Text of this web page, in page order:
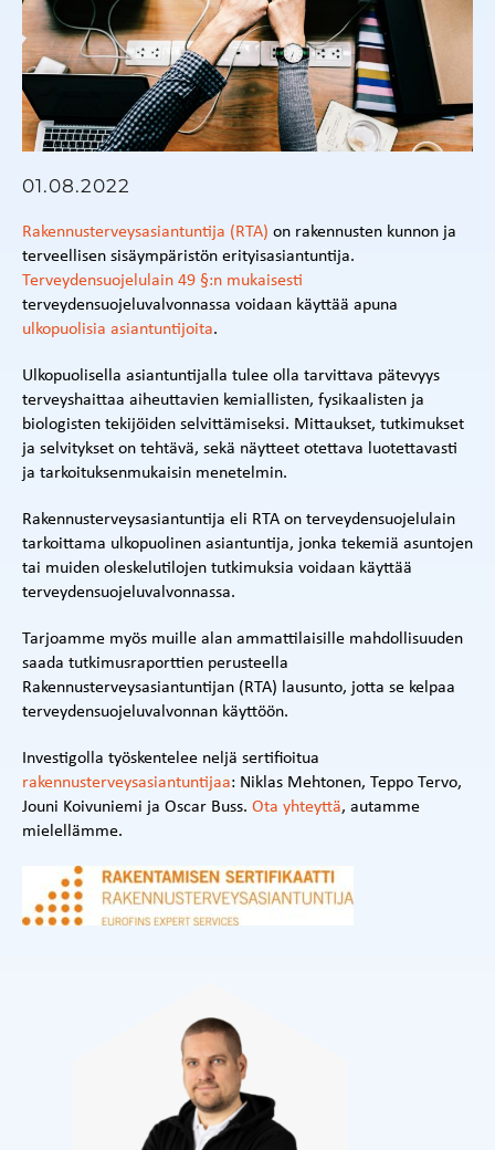
01.08.2022
Rakennusterveysasiantuntija (RTA) on rakennusten kunnon ja
terveellisen sisäympäristön erityisasiantuntija.
Terveydensuojelulain 49 §:n mukaisesti
terveydensuojeluvalvonnassa voidaan käyttää apuna
ulkopuolisia asiantuntijoita.
Ulkopuolisella asiantuntijalla tulee olla tarvittava pätevyys
terveyshaittaa aiheuttavien kemiallisten, fysikaalisten ja
biologisten tekijöiden selvittämiseksi. Mittaukset, tutkimukset
ja selvitykset on tehtävä, sekä näytteet otettava luotettavasti
ja tarkoituksenmukaisin menetelmin.
Rakennusterveysasiantuntija eli RTA on terveydensuojelulain
tarkoittama ulkopuolinen asiantuntija, jonka tekemiä asuntojen
tai muiden oleskelutilojen tutkimuksia voidaan käyttää
terveydensuojeluvalvonnassa.
Tarjoamme myös muille alan ammattilaisille mahdollisuuden
saada tutkimusraporttien perusteella
Rakennusterveysasiantuntijan (RTA) lausunto, jotta se kelpaa
terveydensuojeluvalvonnan käyttöön.
Investigolla työskentelee neljä sertifioitua
rakennusterveysasiantuntijaa: Niklas Mehtonen, Teppo Tervo,
Jouni Koivuniemi ja Oscar Buss. Ota yhteyttä, autamme
mielellämme.